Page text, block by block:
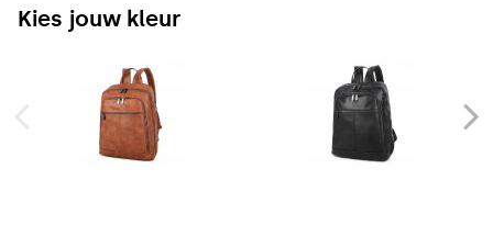
Kies jouw kleur